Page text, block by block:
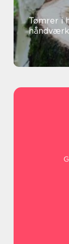
Tømrer i herlev kvalitet,
håndværk